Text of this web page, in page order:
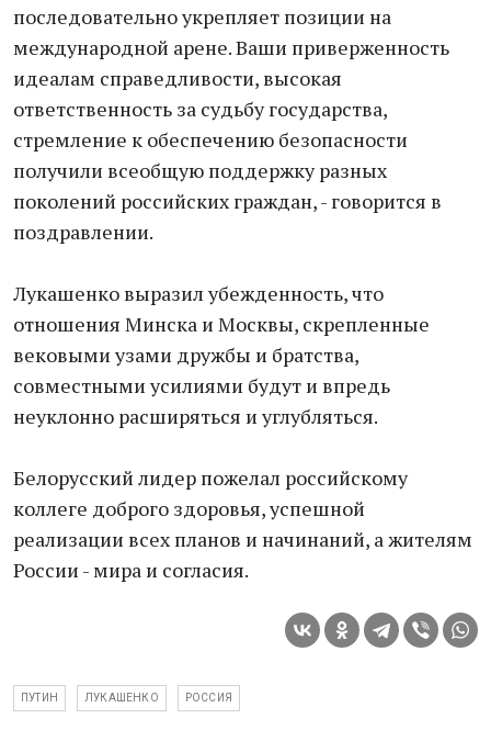
последовательно укрепляет позиции на
международной арене. Ваши приверженность
идеалам справедливости, высокая
ответственность за судьбу государства,
стремление к обеспечению безопасности
получили всеобщую поддержку разных
поколений российских граждан, - говорится в
поздравлении.
Лукашенко выразил убежденность, что
отношения Минска и Москвы, скрепленные
вековыми узами дружбы и братства,
совместными усилиями будут и впредь
неуклонно расширяться и углубляться.
Белорусский лидер пожелал российскому
коллеге доброго здоровья, успешной
реализации всех планов и начинаний, а жителям
России - мира и согласия.
ПУТИН ЛУКАШЕНКО РОССИЯ